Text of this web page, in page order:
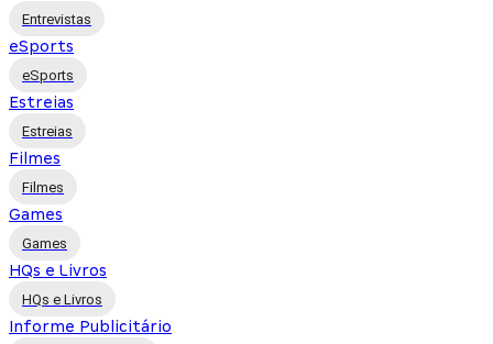
Entrevistas
eSports
eSports
Estreias
Estreias
Filmes
Filmes
Games
Games
HQs e Livros
HQs e Livros
Informe Publicitário